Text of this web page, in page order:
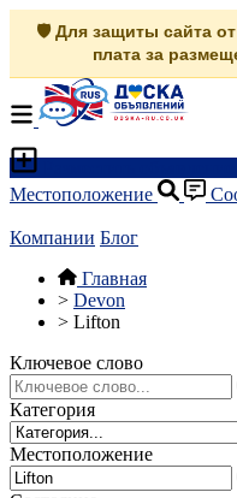
🛡️ Для защиты сайта
плата за
Местоположение
Компании Блог
Главная
> Devon
> Lifton
Ключевое слово
Категория
Местоположение